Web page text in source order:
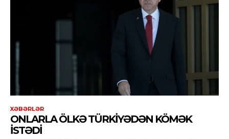
XƏBƏRLƏR
ONLARLA ÖLKƏ TÜRKIYƏDƏN KÖMƏK
ISTƏDI